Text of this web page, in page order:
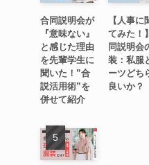
合同説明会が
『意味ない』
と感じた理由
を先輩学生に
聞いた！”合
説活用術”を
併せて紹介
【人事に
てみた！
同説明会
装：私服
ーツどち
良いか？